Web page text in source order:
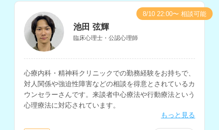
池田 弦輝
臨床心理士・公認心理師
心療内科・精神科クリニックでの勤務経験をお持ちで、
対人関係や強迫性障害などの相談を得意とされているカ
ウンセラーさんです。来談者中心療法や行動療法という
心理療法に対応されています。
もっと見る
8/10 22:00〜 相談可能